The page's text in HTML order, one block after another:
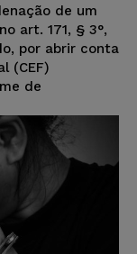
de um
art. 171, § 3°,
por abrir conta
(CEF)
de